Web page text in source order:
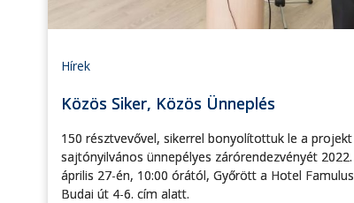
Hírek
Közös Siker, Közös Ünneplés
150 résztvevővel, sikerrel bonyolítottuk le a projekt
sajtónyilvános ünnepélyes zárórendezvényét 2022.
április 27-én, 10:00 órától, Győrött a Hotel Famulus
Budai út 4-6. cím alatt.